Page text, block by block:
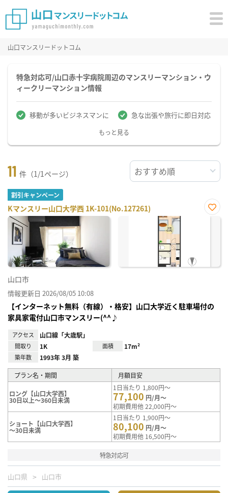
山口マンスリードットコム
特急対応可/山口赤十字病院周辺のマンスリーマンション・ウ
ィークリーマンション情報
移動が多いビジネスマンに 急な出張や旅行に即日対応
もっと見る
11 件（1/1ページ）
割引キャンペーン
Kマンスリー山口大学西 1K-101(No.127261)
お気
山口市
情報更新日 2026/08/05 10:08
【インターネット無料（有線）・格安】山口大学近く駐車場付の
家具家電付山口市マンスリー(^^♪
アクセス 山口線「大歳駅」
間取り 1K 面積 17m²
築年数 1993年 3月 築
プラン名・期間 月額目安
ロング【山口大学西】
30日以上～360日未満
1日当たり 1,800円～
77,100 円/月～
初期費用他 22,000円～
ショート【山口大学西】
～30日未満
1日当たり 1,900円～
80,100 円/月～
初期費用他 16,500円～
特急対応可
山口県 山口市